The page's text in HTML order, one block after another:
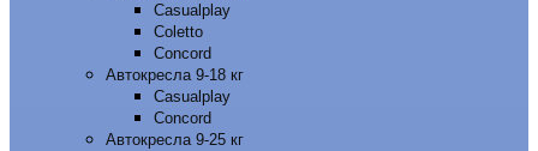
Casualplay
Coletto
Concord
Автокресла 9-18 кг
Casualplay
Concord
Автокресла 9-25 кг